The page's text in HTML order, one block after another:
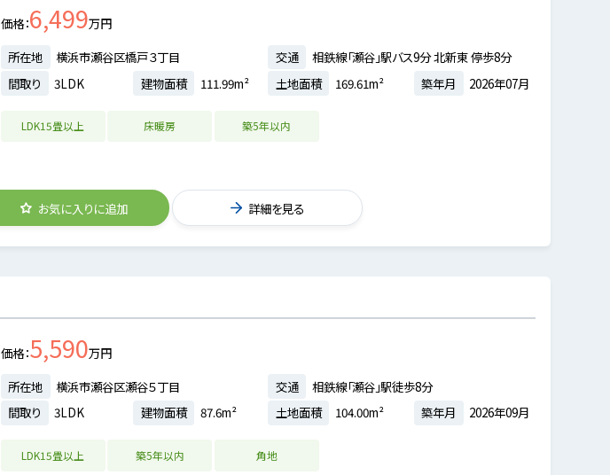
価格 6,499万円
所在地
横浜市瀬谷区橋戸３丁目 交通
相鉄線「瀬谷」駅バス9分 北新東 停歩8分
間取り
3LDK 建物面積 111.99m² 土地面積 169.61m² 築年月 2026年07月
LDK15畳以上 床暖房 築5年以内
お気に入りに追加 詳細を見る
価格 5,590万円
所在地
横浜市瀬谷区瀬谷５丁目 交通
相鉄線「瀬谷」駅徒歩8分
間取り
3LDK 建物面積 87.6m² 土地面積 104.00m² 築年月 2026年09月
LDK15畳以上 築5年以内 角地